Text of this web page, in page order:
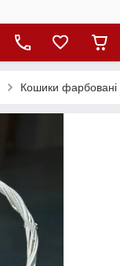
Кошики фарбовані